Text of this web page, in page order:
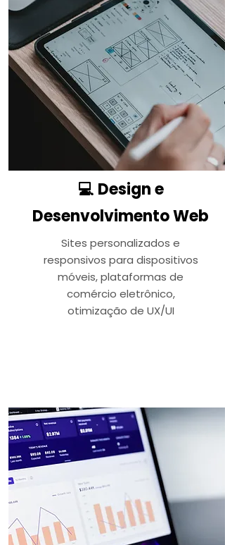
💻 Design e
Desenvolvimento Web
Sites personalizados e
responsivos para dispositivos
móveis, plataformas de
comércio eletrônico,
otimização de UX/UI